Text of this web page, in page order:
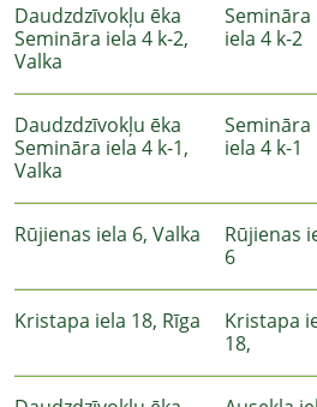
Daudzdzīvokļu ēka
Semināra iela 4 k-2,
Valka
Semināra
iela 4 k-2
Daudzdzīvokļu ēka
Semināra iela 4 k-1,
Valka
Semināra
iela 4 k-1
Rūjienas iela 6, Valka
Rūjienas
6
Kristapa iela 18, Rīga
Kristapa
18,